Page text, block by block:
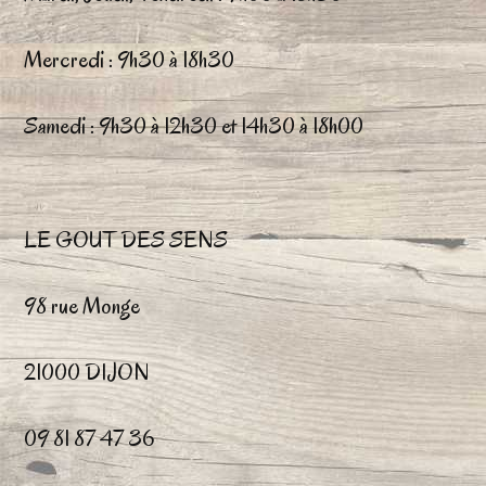
choisies
sur
la
page
du
produit
la
du
Mercredi : 9h30 à 18h30
Samedi : 9h30 à 12h30 et 14h30 à 18h00
LE GOUT DES SENS
98 rue Monge
21000 DIJON
09 81 87 47 36